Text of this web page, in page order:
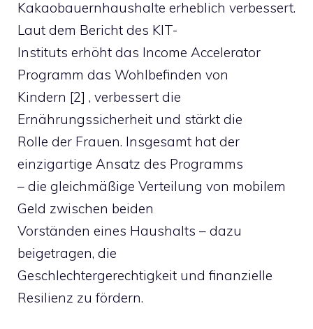
Kakaobauernhaushalte erheblich verbessert.
Laut dem Bericht des KIT-
Instituts erhöht das Income Accelerator
Programm das Wohlbefinden von
Kindern [2] , verbessert die
Ernährungssicherheit und stärkt die
Rolle der Frauen. Insgesamt hat der
einzigartige Ansatz des Programms
– die gleichmäßige Verteilung von mobilem
Geld zwischen beiden
Vorständen eines Haushalts – dazu
beigetragen, die
Geschlechtergerechtigkeit und finanzielle
Resilienz zu fördern.